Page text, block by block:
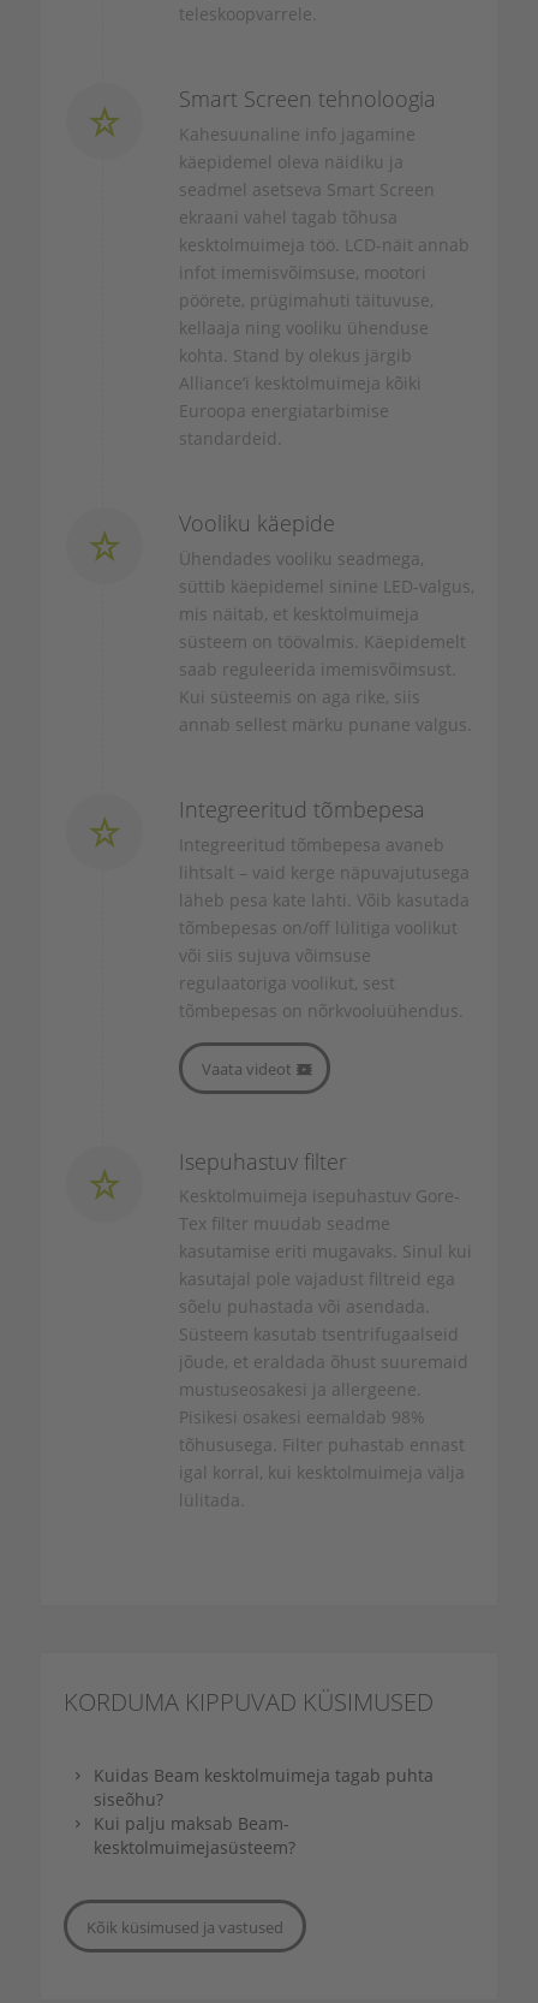
teleskoopvarrele.
Smart Screen tehnoloogia
Kahesuunaline info jagamine
käepidemel oleva näidiku ja
seadmel asetseva Smart Screen
ekraani vahel tagab tõhusa
kesktolmuimeja töö. LCD-näit annab
infot imemisvõimsuse, mootori
pöörete, prügimahuti täituvuse,
kellaaja ning vooliku ühenduse
kohta. Stand byolekus järgib
Alliance’i kesktolmuimeja kõiki
Euroopa energiatarbimise
standardeid.
Vooliku käepide
Ühendades vooliku seadmega,
süttib käepidemel sinine LED-valgus,
mis näitab, et kesktolmuimeja
süsteem on töövalmis. Käepidemelt
saab reguleerida imemisvõimsust.
Kui süsteemis on aga rike, siis
annab sellest märku punane valgus.
Integreeritud tõmbepesa
Integreeritud tõmbepesa avaneb
lihtsalt – vaid kerge näpuvajutusega
läheb pesa kate lahti. Võib kasutada
tõmbepesas on/offlülitiga voolikut
või siis sujuva võimsuse
regulaatoriga voolikut, sest
tõmbepesas on nõrkvooluühendus.
Vaata videot
Isepuhastuv filter
Kesktolmuimeja isepuhastuv Gore-
Tex filter muudab seadme
kasutamise eriti mugavaks. Sinul kui
kasutajal pole vajadust filtreid ega
sõelu puhastada või asendada.
Süsteem kasutab tsentrifugaalseid
jõude, et eraldada õhust suuremaid
mustuseosakesi ja allergeene.
Pisikesi osakesi eemaldab 98%
tõhususega. Filter puhastab ennast
igal korral, kui kesktolmuimeja välja
lülitada.
KORDUMA KIPPUVAD KÜSIMUSED
Kuidas Beam kesktolmuimeja tagab puhta
siseõhu?
Kui palju maksab Beam-
kesktolmuimejasüsteem?
Kõik küsimused ja vastused